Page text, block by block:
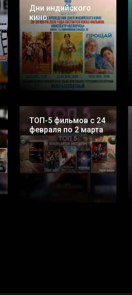
Дни индийского
кино
ТОП-5 фильмов с 24
февраля по 2 марта